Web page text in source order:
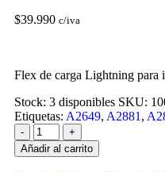
$39.990 c/iva
Flex de carga Lightning para
Stock: 3 disponibles SKU:
Etiquetas: A2649, A2881 ,
-
+
Añadir al carrito